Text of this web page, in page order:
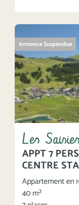
Annonce Suspendue
Les
APPT 7
CENTRE
Appartement en
40 m²